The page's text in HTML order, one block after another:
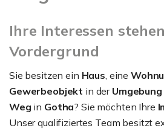
Ihre Interessen
Vordergrund
Sie besitzen ein Haus, eine
Gewerbeobjekt in der Umgebung
Weg in Gotha? Sie möchten Ihre
Unser qualifiziertes Team besitzt